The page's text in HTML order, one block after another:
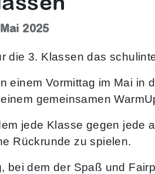
2025
die 3. Klassen das
einem Vormittag im Mai in
gemeinsamen
jede Klasse gegen jede
Rückrunde zu spielen.
bei dem der Spaß und